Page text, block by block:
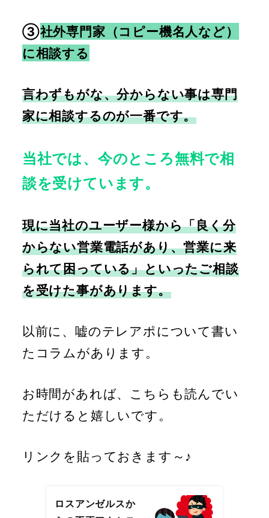
③社外専門家（コピー機名人など）
に相談する
言わずもがな、分からない事は専門
家に相談するのが一番です。
当社では、今のところ無料で相
談を受けています。
現に当社のユーザー様から「良く分
からない営業電話があり、営業に来
られて困っている」といったご相談
を受けた事があります。
以前に、嘘のテレアポについて書い
たコラムがあります。
お時間があれば、こちらも読んでい
ただけると嬉しいです。
リンクを貼っておきます～♪
ロスアンゼルスか